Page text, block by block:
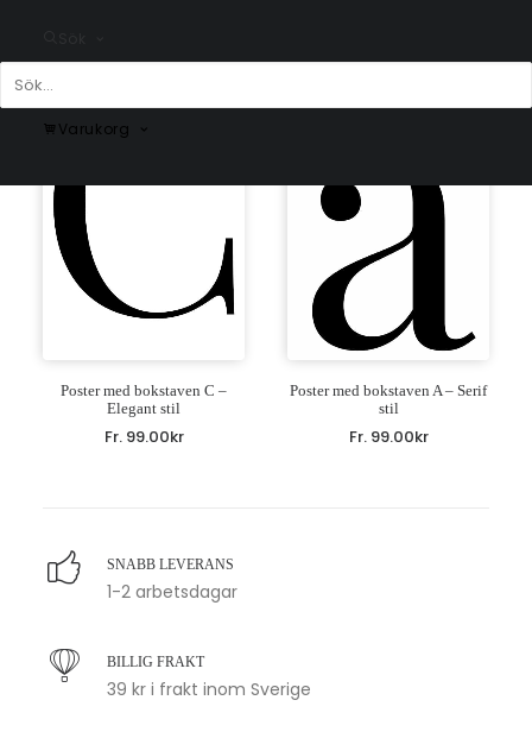
Varukorg
Poster med bokstaven C –
Elegant stil
Fr. 99.00kr
Poster med bokstaven A – Serif
stil
Fr. 99.00kr
SNABB LEVERANS
1-2 arbetsdagar
BILLIG FRAKT
39 kr i frakt inom Sverige